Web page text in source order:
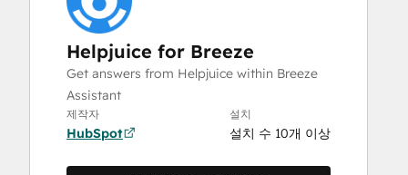
Helpjuice for Breeze
Get answers from Helpjuice within Breeze
Assistant
제작자
HubSpot
설치
설치 수 10개 이상